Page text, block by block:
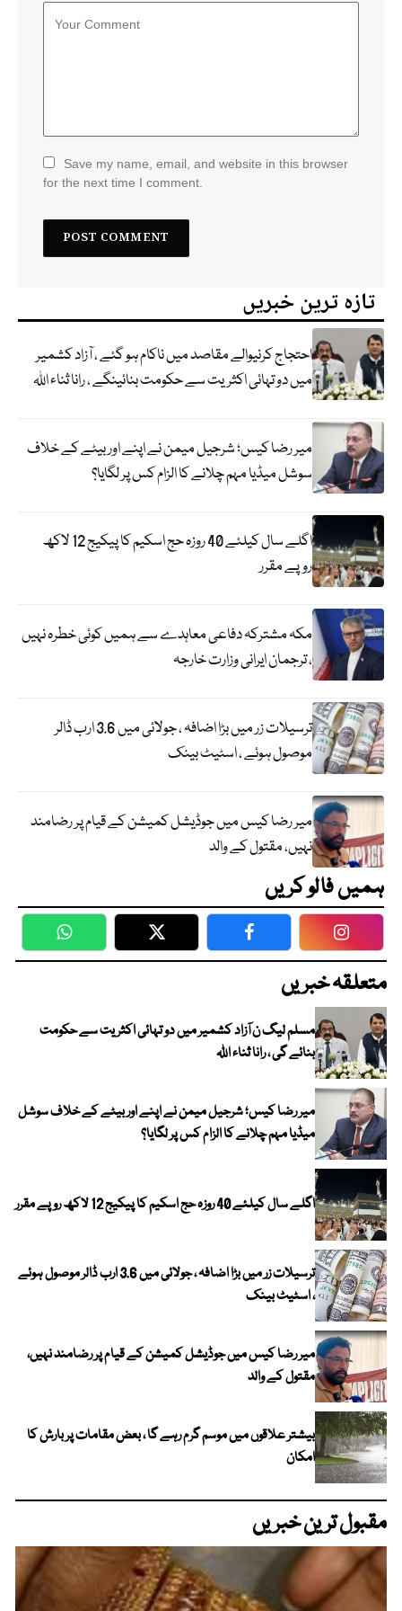
Save my name, email, and website in this browser
for the next time I comment.
تازہ ترین خبریں
احتجاج کرنیوالے مقاصد میں ناکام ہو گئے ، آزاد کشمیر
میں دو تہائی اکثریت سے حکومت بنائینگے ، رانا ثناء اللہ
میر رضا کیس؛ شرجیل میمن نے اپنے اور بیٹے کے خلاف
سوشل میڈیا مہم چلانے کا الزام کس پر لگایا؟
اگلے سال کیلئے 40 روزہ حج اسکیم کا پیکیج 12 لاکھ
روپے مقرر
مکہ مشترکہ دفاعی معاہدے سے ہمیں کوئی خطرہ نہیں
، ترجمان ایرانی وزارت خارجہ
ترسیلات زر میں بڑا اضافہ ، جولائی میں 3.6 ارب ڈالر
موصول ہوئے ، اسٹیٹ بینک
میر رضا کیس میں جوڈیشل کمیشن کے قیام پر رضامند
نہیں، مقتول کے والد
ہمیں فالو کریں
WhatsApp Twitter Facebook
متعلقہ خبریں
مسلم لیگ ن آزاد کشمیر میں دو تہائی اکثریت سے حکومت
بنائے گی ، رانا ثناء اللہ
میر رضا کیس؛ شرجیل میمن نے اپنے اور بیٹے کے خلاف سوشل
میڈیا مہم چلانے کا الزام کس پر لگایا؟
اگلے سال کیلئے 40 روزہ حج اسکیم کا پیکیج 12 لاکھ روپے مقرر
ترسیلات زر میں بڑا اضافہ ، جولائی میں 3.6 ارب ڈالر موصول ہوئے
، اسٹیٹ بینک
میر رضا کیس میں جوڈیشل کمیشن کے قیام پر رضامند نہیں،
مقتول کے والد
بیشتر علاقوں میں موسم گرم رہے گا ، بعض مقامات پر بارش کا
امکان
مقبول ترین خبریں